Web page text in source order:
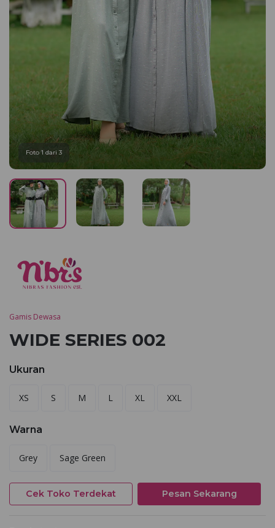
Foto 1 dari 3
Gamis Dewasa
WIDE SERIES 002
Ukuran
XS S M L XL XXL
Warna
Grey Sage Green
Cek Toko Terdekat Pesan Sekarang